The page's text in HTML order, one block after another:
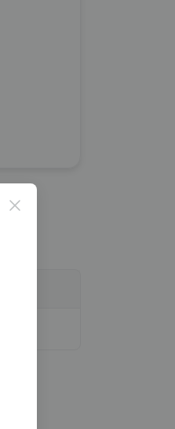
Close